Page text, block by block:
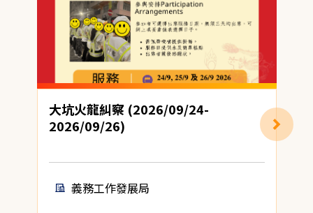
大坑火龍糾察 (2026/09/24-
2026/09/26)
義務工作發展局